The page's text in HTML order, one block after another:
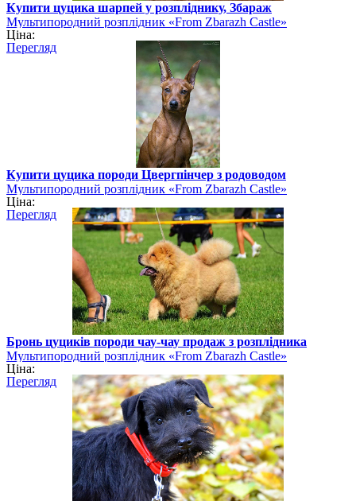
Купити цуцика шарпей у розпліднику, Збараж
Мультипородний розплідник «From Zbarazh Castle»
Ціна:
Перегляд
Купити цуцика породи Цвергпінчер з родоводом
Мультипородний розплідник «From Zbarazh Castle»
Ціна:
Перегляд
Бронь цуциків породи чау-чау продаж з розплідника
Мультипородний розплідник «From Zbarazh Castle»
Ціна:
Перегляд